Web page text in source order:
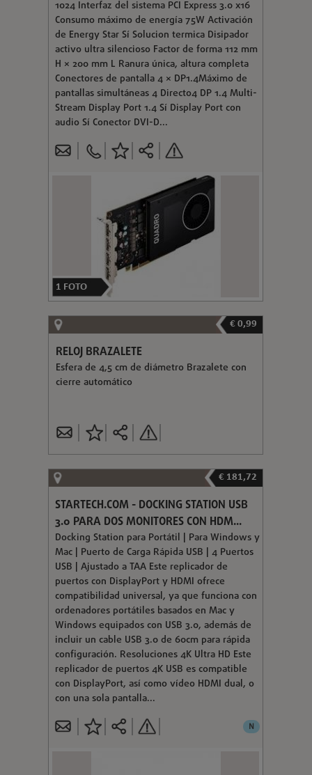
1024 Interfaz del sistema PCI Express 3.0 x16
Consumo máximo de energía 75W Activación
de Energy Star Sí Solucion termica Disipador
activo ultra silencioso Factor de forma 112 mm
H × 200 mm L Ranura única, altura completa
Conectores de pantalla 4 × DP1.4Máximo de
pantallas simultáneas 4 Directo4 DP 1.4 Multi-
Stream Display Port 1.4 Sí Display Port con
audio Sí Conector DVI-D...
1 FOTO
€ 0,99
RELOJ BRAZALETE
Esfera de 4,5 cm de diámetro Brazalete con
cierre automático
€ 181,72
STARTECH.COM - DOCKING STATION USB
3.0 PARA DOS MONITORES CON HDM...
Docking Station para Portátil | Para Windows y
Mac | Puerto de Carga Rápida USB | 4 Puertos
USB | Ajustado a TAA Este replicador de
puertos con DisplayPort y HDMI ofrece
compatibilidad universal, ya que funciona con
ordenadores portátiles basados en Mac y
Windows equipados con USB 3.0, además de
incluir un cable USB 3.0 de 60cm para rápida
configuración. Resoluciones 4K Ultra HD Este
replicador de puertos 4K USB es compatible
con DisplayPort, así como vídeo HDMI dual, o
con una sola pantalla...
N